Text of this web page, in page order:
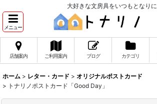
大好きな文房具をいつもとなりに
メニュー
店舗案内 ご利用案内 ブログ カテゴリ
ホーム > レター・カード > オリジナルポストカード
> トナリノポストカード「Good Day」